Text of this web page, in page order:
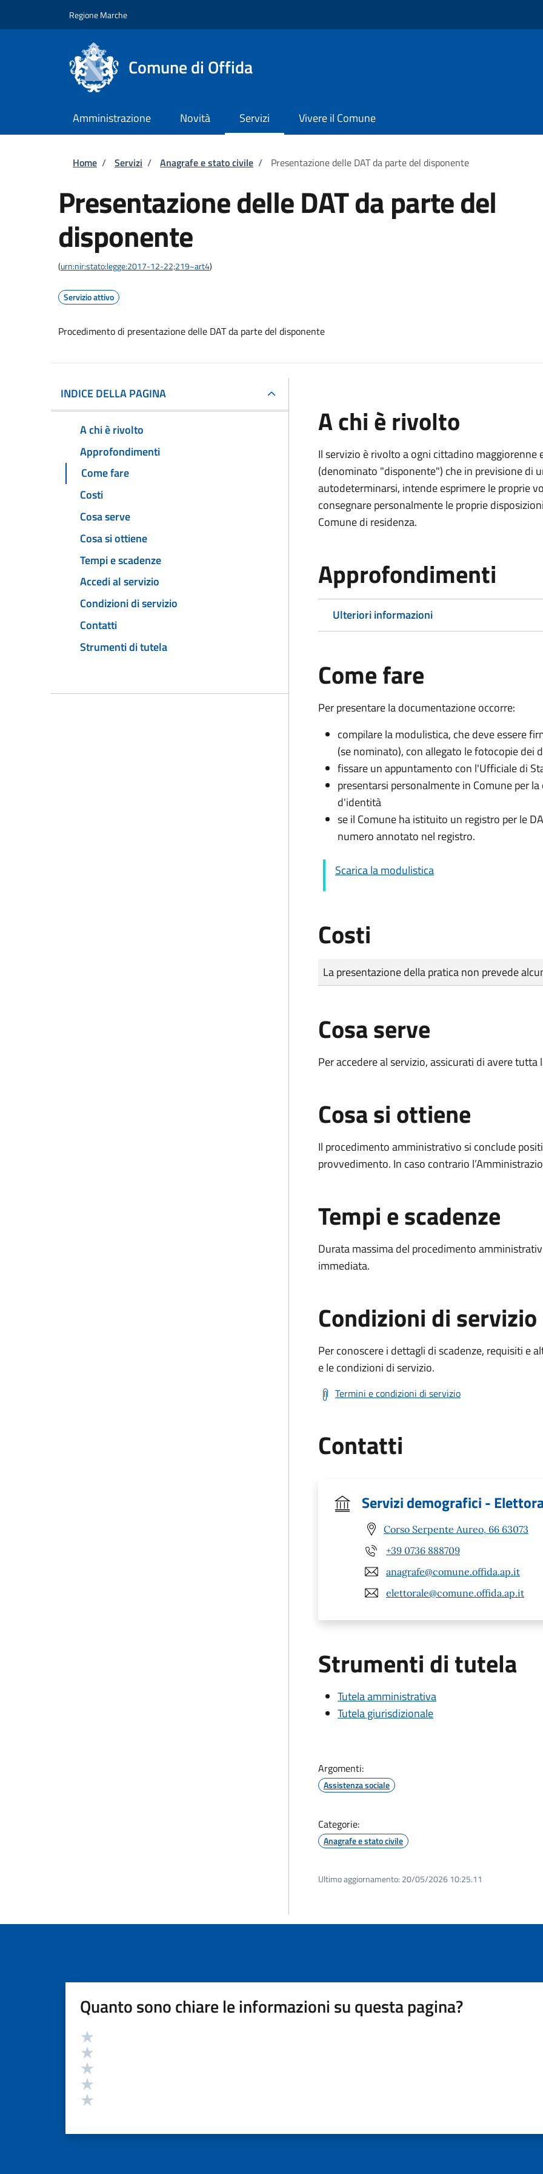
Regione Marche
Comune di Offida
Amministrazione Novità Servizi Vivere il Comune
Briciole di pane
Home / Servizi / Anagrafe e stato civile / Presentazione delle DAT da parte del disponente
Presentazione delle DAT da parte del
disponente
(urn:nir:stato:legge:2017-12-22;219~art4)
Servizio attivo
Procedimento di presentazione delle DAT da parte del disponente
INDICE DELLA PAGINA
A chi è rivolto
Approfondimenti
Come fare
Costi
Cosa serve
Cosa si ottiene
Tempi e scadenze
Accedi al servizio
Condizioni di servizio
Contatti
Strumenti di tutela
A chi è rivolto
Il servizio è rivolto a ogni cittadino maggiorenne
(denominato "disponente") che in previsione di
autodeterminarsi, intende esprimere le proprie
consegnare personalmente le proprie
Comune di residenza.
Approfondimenti
Ulteriori informazioni
Come fare
Per presentare la documentazione occorre:
compilare la modulistica, che deve essere
(se nominato), con allegato le fotocopie
fissare un appuntamento con l'Ufficiale di
presentarsi personalmente in Comune per
d'identità
se il Comune ha istituito un registro per le
numero annotato nel registro.
Scarica la modulistica
Costi
Tipo di pagamento
Importo
La presentazione della pratica non prevede
Cosa serve
Per accedere al servizio, assicurati di avere
Cosa si ottiene
Il procedimento amministrativo si conclude
provvedimento. In caso contrario
Tempi e scadenze
Durata massima del procedimento
immediata.
Condizioni di servizio
Per conoscere i dettagli di scadenze, requisiti e
e le condizioni di servizio.
Termini e condizioni di servizio
Contatti
Servizi demografici -
Corso Serpente Aureo, 66 63073
+39 0736 888709
anagrafe@comune.offida.ap.it
elettorale@comune.offida.ap.it
Strumenti di tutela
Tutela amministrativa
Tutela giurisdizionale
Argomenti:
Assistenza sociale
Categorie:
Anagrafe e stato civile
Ultimo aggiornamento: 20/05/2026 10:25.11
Quanto sono chiare le informazioni su questa pagina?
Valutazione